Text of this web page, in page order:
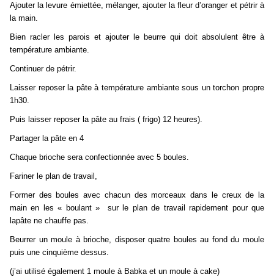
Ajouter la levure émiettée, mélanger, ajouter la fleur d’oranger et pétrir à
la main.
Bien racler les parois et ajouter le beurre qui doit absolulent être à
température ambiante.
Continuer de pétrir.
Laisser reposer la pâte à température ambiante sous un torchon propre
1h30.
Puis laisser reposer la pâte au frais ( frigo) 12 heures).
Partager la pâte en 4
Chaque brioche sera confectionnée avec 5 boules.
Fariner le plan de travail,
Former des boules avec chacun des morceaux dans le creux de la
main en les « boulant » sur le plan de travail rapidement pour que
lapâte ne chauffe pas.
Beurrer un moule à brioche, disposer quatre boules au fond du moule
puis une cinquième dessus.
(j’ai utilisé également 1 moule à Babka et un moule à cake)